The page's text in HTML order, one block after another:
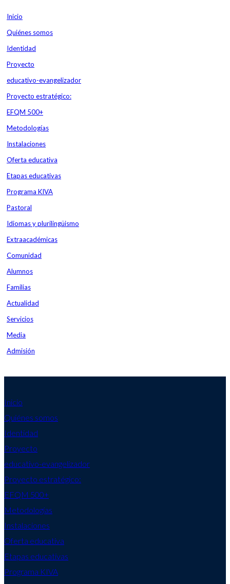
Inicio
Quiénes somos
Identidad
Proyecto
educativo-evangelizador
Proyecto estratégico:
EFQM 500+
Metodologías
Instalaciones
Oferta educativa
Etapas educativas
Programa KIVA
Pastoral
Idiomas y plurilingüismo
Extraacadémicas
Comunidad
Alumnos
Familias
Actualidad
Servicios
Media
Admisión
Inicio
Quiénes somos
Identidad
Proyecto
educativo-evangelizador
Proyecto estratégico:
EFQM 500+
Metodologías
Instalaciones
Oferta educativa
Etapas educativas
Programa KIVA